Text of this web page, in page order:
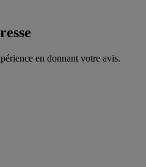
en donnant votre avis.